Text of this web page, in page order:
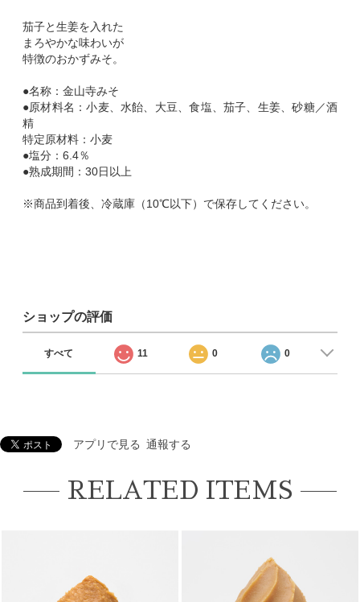
茄子と生姜を入れた
まろやかな味わいが
特徴のおかずみそ。
●名称：金山寺みそ
●原材料名：小麦、水飴、大豆、食塩、茄子、生姜、砂糖／酒
精
特定原材料：小麦
●塩分：6.4％
●熟成期間：30日以上
※商品到着後、冷蔵庫（10℃以下）で保存してください。
ショップの評価
すべて 11 0 0
アプリで見る 通報する
RELATED ITEMS